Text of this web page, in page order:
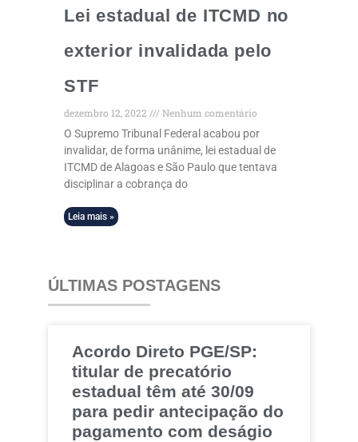
Lei estadual de ITCMD no
exterior invalidada pelo
STF
dezembro 12, 2022
Nenhum comentário
O Supremo Tribunal Federal acabou por
invalidar, de forma unânime, lei estadual de
ITCMD de Alagoas e São Paulo que tentava
disciplinar a cobrança do
Leia mais »
ÚLTIMAS POSTAGENS
Acordo Direto PGE/SP:
titular de precatório
estadual têm até 30/09
para pedir antecipação do
pagamento com deságio